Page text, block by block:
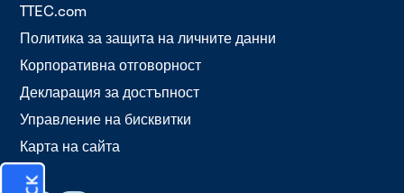
TTEC.com
Политика за защита на личните данни
Корпоративна отговорност
Декларация за достъпност
Управление на бисквитки
Карта на сайта